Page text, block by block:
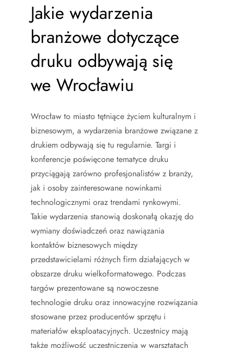
Jakie wydarzenia
branżowe dotyczące
druku odbywają się
we Wrocławiu
Wrocław to miasto tętniące życiem kulturalnym i
biznesowym, a wydarzenia branżowe związane z
drukiem odbywają się tu regularnie. Targi i
konferencje poświęcone tematyce druku
przyciągają zarówno profesjonalistów z branży,
jak i osoby zainteresowane nowinkami
technologicznymi oraz trendami rynkowymi.
Takie wydarzenia stanowią doskonałą okazję do
wymiany doświadczeń oraz nawiązania
kontaktów biznesowych między
przedstawicielami różnych firm działających w
obszarze druku wielkoformatowego. Podczas
targów prezentowane są nowoczesne
technologie druku oraz innowacyjne rozwiązania
stosowane przez producentów sprzętu i
materiałów eksploatacyjnych. Uczestnicy mają
także możliwość uczestniczenia w warsztatach